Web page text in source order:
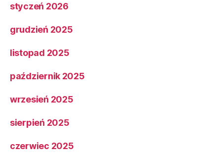
styczeń 2026
grudzień 2025
listopad 2025
październik 2025
wrzesień 2025
sierpień 2025
czerwiec 2025